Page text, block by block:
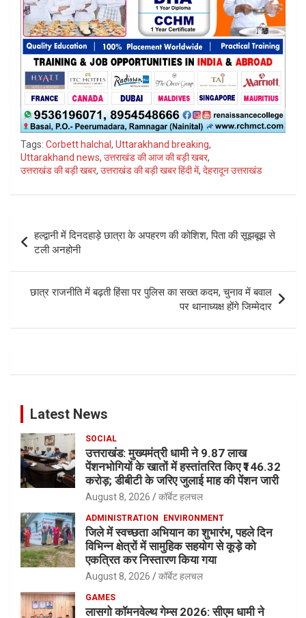
Tags: Corbett halchal , Uttarakhand breaking,
Uttarakhand news, उत्तराखंड की आज की बड़ी खबर,
उत्तराखंड की बड़ी खबर, उत्तराखंड की बड़ी खबर हिंदी में, देहरादून उत्तराखंड
navigation
हल्द्वानी में दिनदहाड़े छात्रा के अपहरण की कोशिश, पिता की सूझबूझ से
टली अनहोनी
छात्र राजनीति में बढ़ती हिंसा पर पुलिस का सख्त कदम, चुनाव में बवाल
पर थानाध्यक्ष होंगे जिम्मेदार
Latest News
SOCIAL
उत्तराखंड: मुख्यमंत्री धामी ने 9.87 लाख
पेंशनभोगियों के खातों में हस्तांतरित किए ₹146.32
करोड़; डीबीटी के जरिए जुलाई माह की पेंशन जारी
August 8, 2026 कॉर्बेट हलचल
ADMINISTRATION ENVIRONMENT
जिले में स्वच्छता अभियान का शुभारंभ, पहले दिन
विभिन्न क्षेत्रों में सामुहिक सहयोग से कूड़े को
एकत्रित कर निस्तारण किया गया
August 8, 2026 कॉर्बेट हलचल
GAMES
लासगो कॉमनवेल्थ गेम्स 2026: सीएम धामी ने